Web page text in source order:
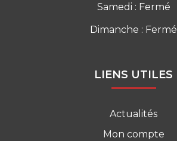
Samedi : Fermé
Dimanche : Fermé
LIENS UTILES
Actualités
Mon compte